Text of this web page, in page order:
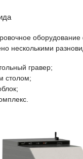
оборудование
несколькими
гравер;
столом;